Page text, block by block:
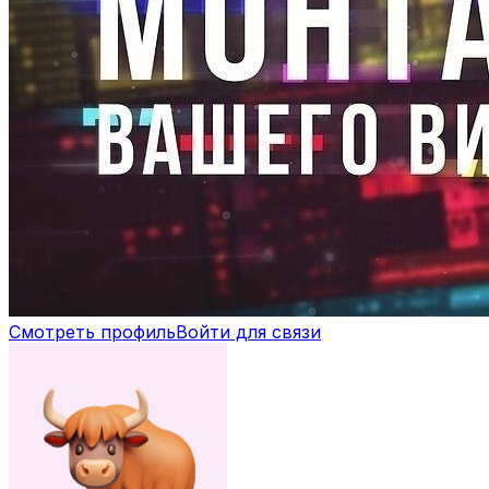
Смотреть профильВойти для связи